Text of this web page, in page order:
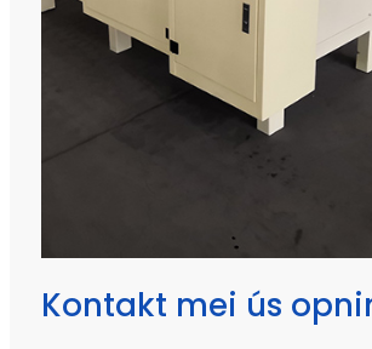
Kontakt mei ús